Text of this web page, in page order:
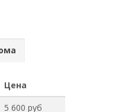
Цена
5 600 руб